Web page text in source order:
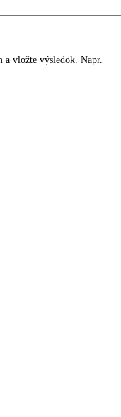
a vložte výsledok. Napr.